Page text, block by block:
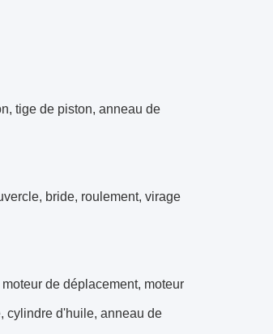
tige de piston, anneau de
bride, roulement, virage
de déplacement, moteur
cylindre d'huile, anneau de